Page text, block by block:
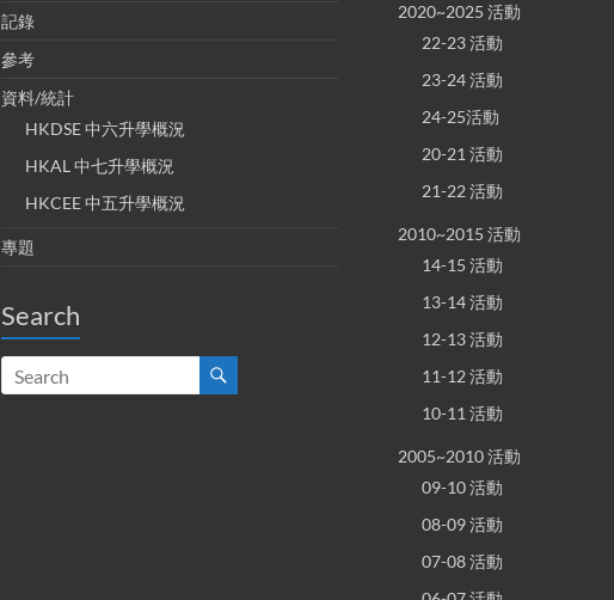
記錄
參考
資料/統計
HKDSE 中六升學概況
HKAL 中七升學概況
HKCEE 中五升學概況
專題
Search
2020~2025 活動
22-23 活動
23-24 活動
24-25活動
20-21 活動
21-22 活動
2010~2015 活動
14-15 活動
13-14 活動
12-13 活動
11-12 活動
10-11 活動
2005~2010 活動
09-10 活動
08-09 活動
07-08 活動